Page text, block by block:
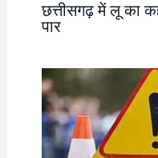
छत्तीसगढ़ में लू का
पार